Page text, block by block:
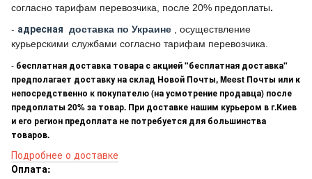
согласно тарифам перевозчика, после 20% предоплаты.
- адресная доставка по Украине
, осуществление
курьерскими службами согласно тарифам перевозчика.
- бесплатная доставка товара с акцией "бесплатная доставка"
предполагает доставку на склад Новой Почты, Meest Почты или к
непосредственно к покупателю (на усмотрение продавца) после
предоплаты 20% за товар. При доставке нашим курьером в г.Киев
и его регион предоплата не потребуется для большинства
товаров.
Подробнее о доставке
Оплата: